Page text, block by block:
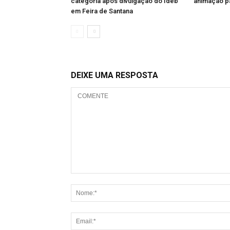
em Feira de Santana
DEIXE UMA RESPOSTA